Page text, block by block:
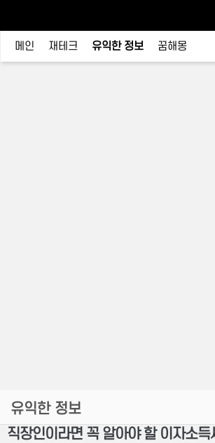
메인 재테크 유익한 정보 꿈해몽
유익한 정보
직장인이라면 꼭 알아야 할 이자소득